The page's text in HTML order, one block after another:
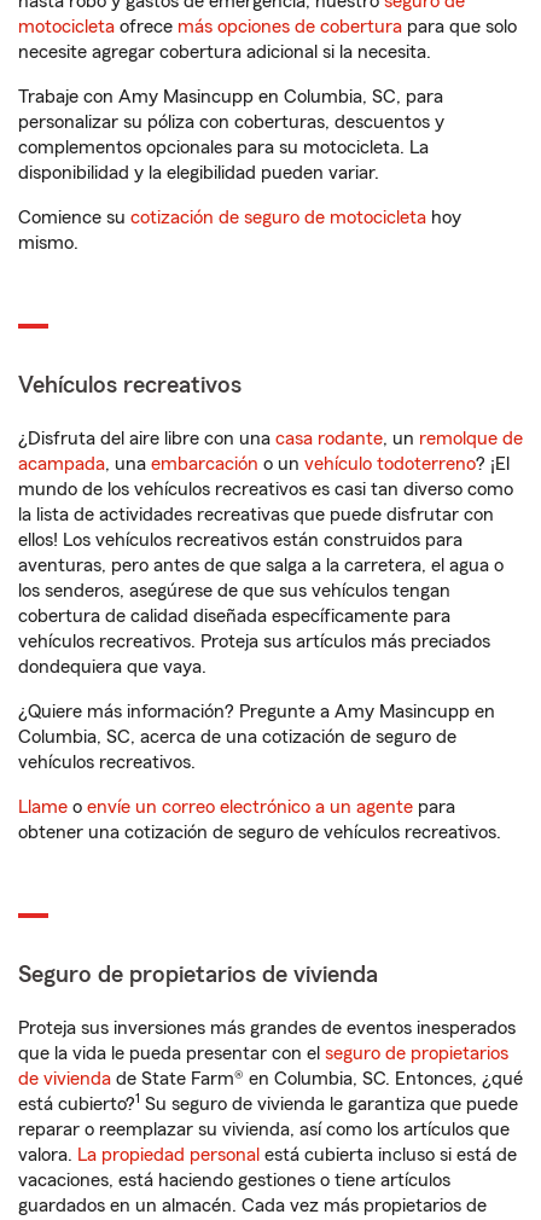
motocicleta ofrece más opciones de cobertura para que solo
necesite agregar cobertura adicional si la necesita.
Trabaje con Amy Masincupp en Columbia, SC, para
personalizar su póliza con coberturas, descuentos y
complementos opcionales para su motocicleta. La
disponibilidad y la elegibilidad pueden variar.
Comience su cotización de seguro de motocicleta hoy
mismo.
Vehículos recreativos
¿Disfruta del aire libre con una casa rodante, un remolque de
acampada, una embarcación o un vehículo todoterreno? ¡El
mundo de los vehículos recreativos es casi tan diverso como
la lista de actividades recreativas que puede disfrutar con
ellos! Los vehículos recreativos están construidos para
aventuras, pero antes de que salga a la carretera, el agua o
los senderos, asegúrese de que sus vehículos tengan
cobertura de calidad diseñada específicamente para
vehículos recreativos. Proteja sus artículos más preciados
dondequiera que vaya.
¿Quiere más información? Pregunte a Amy Masincupp en
Columbia, SC, acerca de una cotización de seguro de
vehículos recreativos.
Llame o envíe un correo electrónico a un agente para
obtener una cotización de seguro de vehículos recreativos.
Seguro de propietarios de vivienda
Proteja sus inversiones más grandes de eventos inesperados
que la vida le pueda presentar con el seguro de propietarios
de vivienda de State Farm® en Columbia, SC. Entonces, ¿qué
está cubierto?1 Su seguro de vivienda le garantiza que puede
reparar o reemplazar su vivienda, así como los artículos que
valora. La propiedad personal está cubierta incluso si está de
vacaciones, está haciendo gestiones o tiene artículos
guardados en un almacén. Cada vez más propietarios de